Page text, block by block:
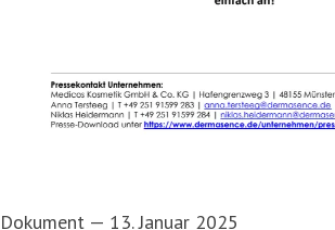
Dokument — 13. Januar 2025